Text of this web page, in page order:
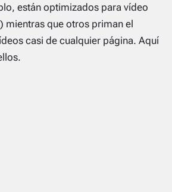
están optimizados para vídeo
mientras que otros priman el
casi de cualquier página. Aquí